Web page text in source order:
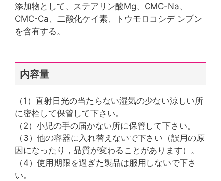
添加物として、ステアリン酸Mg、CMC-Na、
CMC-Ca、二酸化ケイ素、トウモロコシデ ンプン
を含有する。
内容量
（1）直射日光の当たらない湿気の少ない涼しい所
に密栓して保管して下さい。
（2）小児の手の届かない所に保管して下さい。
（3）他の容器に入れ替えないで下さい（誤用の原
因になったり，品質が変わることがあります）。
（4）使用期限を過ぎた製品は服用しないで下さ
い。